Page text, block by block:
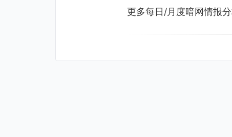
更多每日/月度暗网情报